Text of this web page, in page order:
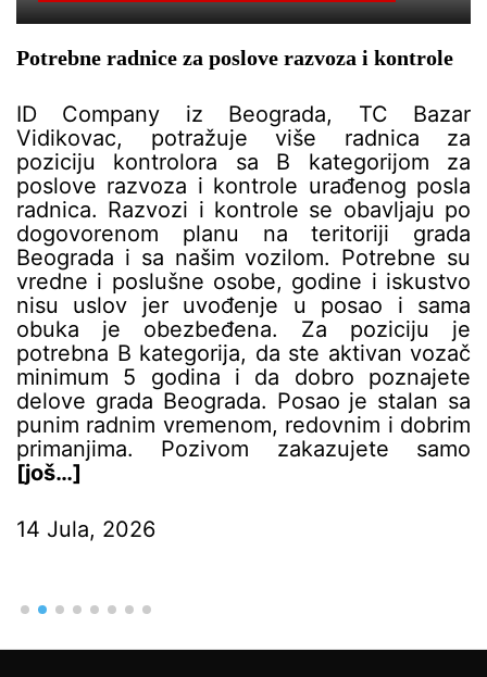
Potrebne radnice za poslove razvoza i kontrole
ID Company iz Beograda, TC Bazar
Vidikovac, potražuje više radnica za
poziciju kontrolora sa B kategorijom za
poslove razvoza i kontrole urađenog posla
radnica. Razvozi i kontrole se obavljaju po
dogovorenom planu na teritoriji grada
Beograda i sa našim vozilom. Potrebne su
vredne i poslušne osobe, godine i iskustvo
nisu uslov jer uvođenje u posao i sama
obuka je obezbeđena. Za poziciju je
potrebna B kategorija, da ste aktivan vozač
minimum 5 godina i da dobro poznajete
delove grada Beograda. Posao je stalan sa
punim radnim vremenom, redovnim i dobrim
primanjima. Pozivom zakazujete samo
[još…]
14 Jula, 2026